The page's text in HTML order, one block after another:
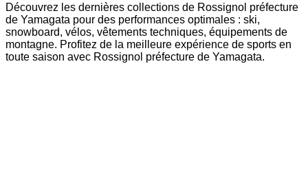
Découvrez les dernières collections de Rossignol préfecture
de Yamagata pour des performances optimales : ski,
snowboard, vélos, vêtements techniques, équipements de
montagne. Profitez de la meilleure expérience de sports en
toute saison avec Rossignol préfecture de Yamagata.